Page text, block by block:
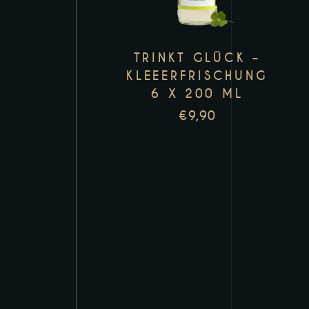
TRINKT GLÜCK –
KLEEERFRISCHUNG
6 X 200 ML
€9,90